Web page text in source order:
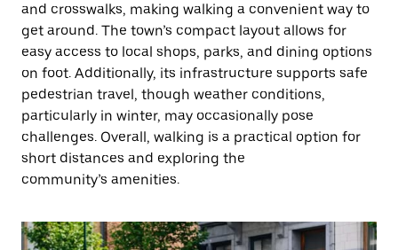
and crosswalks, making walking a convenient way to
get around. The town’s compact layout allows for
easy access to local shops, parks, and dining options
on foot. Additionally, its infrastructure supports safe
pedestrian travel, though weather conditions,
particularly in winter, may occasionally pose
challenges. Overall, walking is a practical option for
short distances and exploring the
community’s amenities.